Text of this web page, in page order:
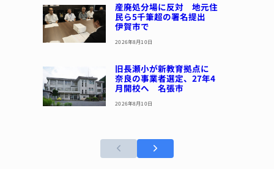
産廃処分場に反対 地元住
民ら5千筆超の署名提出
伊賀市で
2026年8月10日
旧長瀬小が新教育拠点に
奈良の事業者選定、27年4
月開校へ 名張市
2026年8月10日